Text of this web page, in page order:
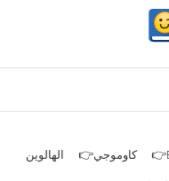
كاوموجي الهالوين